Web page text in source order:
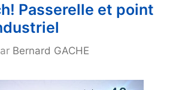
Passerelle et point
Bernard GACHE